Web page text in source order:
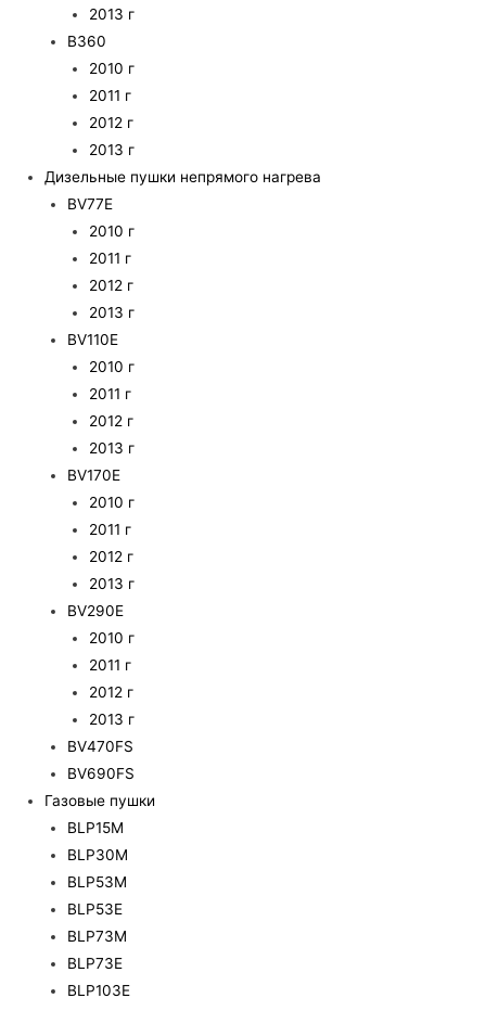
2013 г
B360
2010 г
2011 г
2012 г
2013 г
Дизельные пушки непрямого нагрева
BV77E
2010 г
2011 г
2012 г
2013 г
BV110E
2010 г
2011 г
2012 г
2013 г
BV170E
2010 г
2011 г
2012 г
2013 г
BV290E
2010 г
2011 г
2012 г
2013 г
BV470FS
BV690FS
Газовые пушки
BLP15M
BLP30M
BLP53M
BLP53E
BLP73M
BLP73E
BLP103E